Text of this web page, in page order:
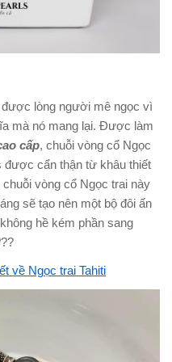
được lòng người mê ngọc vì
mà nó mang lại. Được làm
cấp, chuỗi vòng cổ Ngọc
được cẩn thận từ khâu thiết
vòng cổ Ngọc trai này
sẽ tạo nên một bộ đôi ấn
hề kém phần sang
về Ngọc trai Tahiti